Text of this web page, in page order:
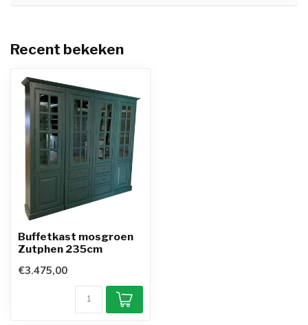
Recent bekeken
Buffetkast mosgroen
Zutphen 235cm
€3.475,00